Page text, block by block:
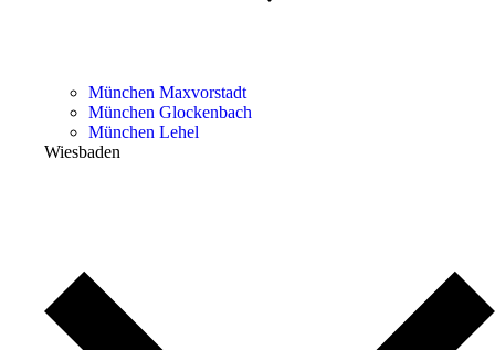
München Maxvorstadt
München Glockenbach
München Lehel
Wiesbaden